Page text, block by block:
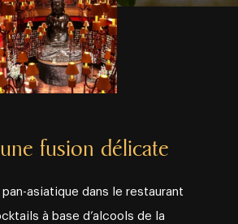
fusion délicate
⁠⁠asiatique dans le restaurant
à base d’alcools de la